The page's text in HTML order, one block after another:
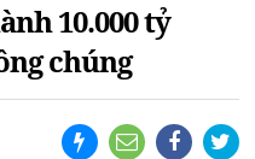
10.000 tỷ
chúng